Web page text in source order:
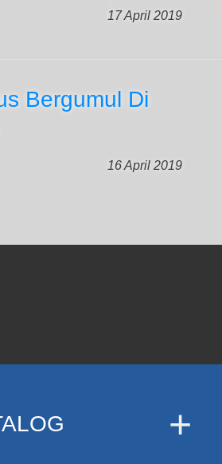
17 April 2019
Bergumul Di
16 April 2019